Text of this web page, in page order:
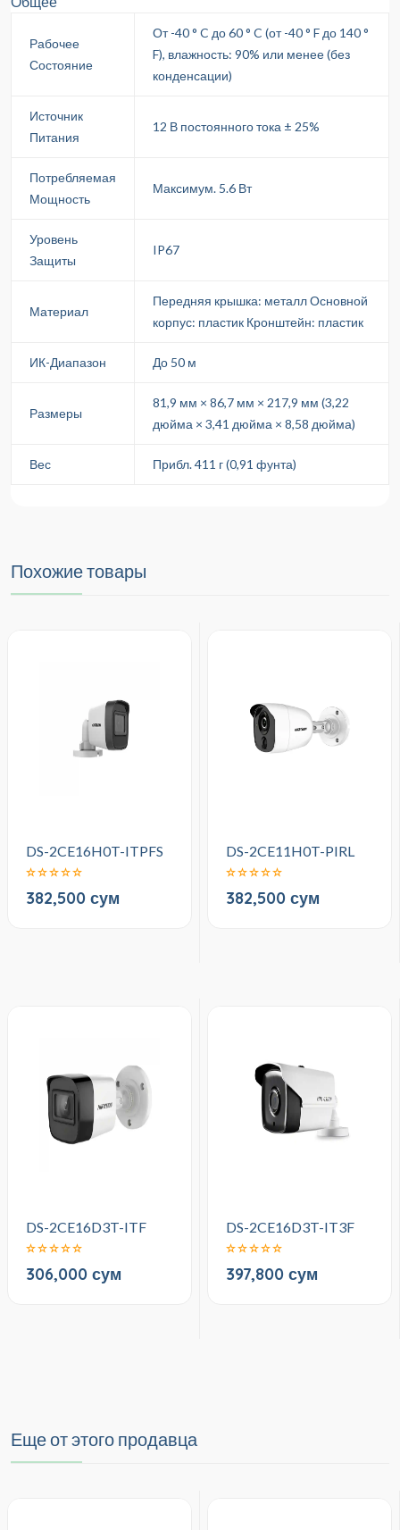
Рабочее
Состояние
От -40 ° C до 60 ° C (от -40 ° F до 140 °
F), влажность: 90% или менее (без
конденсации)
Источник
Питания
12 В постоянного тока ± 25%
Потребляемая
Мощность
Максимум. 5.6 Вт
Уровень
Защиты
IP67
Материал
Передняя крышка: металл Основной
корпус: пластик Кронштейн: пластик
ИК-Диапазон До 50 м
Размеры
81,9 мм × 86,7 мм × 217,9 мм (3,22
дюйма × 3,41 дюйма × 8,58 дюйма)
Вес Прибл. 411 г (0,91 фунта)
Похожие товары
DS-2CE16H0T-ITPFS
382,500 сум
DS-2CE11H0T-PIRL
382,500 сум
DS-2CE16D3T-ITF
306,000 сум
DS-2CE16D3T-IT3F
397,800 сум
Еще от этого продавца